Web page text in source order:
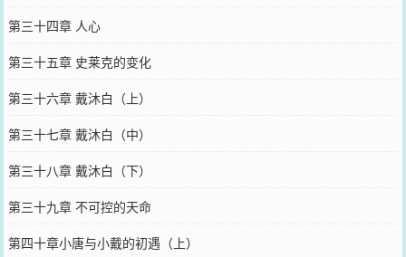
第三十四章 人心
第三十五章 史莱克的变化
第三十六章 戴沐白（上）
第三十七章 戴沐白（中）
第三十八章 戴沐白（下）
第三十九章 不可控的天命
第四十章小唐与小戴的初遇（上）